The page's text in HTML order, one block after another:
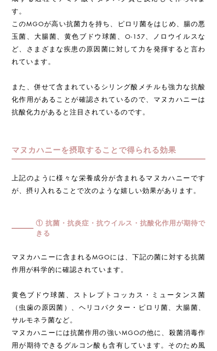
す。
このMGOが高い抗菌力を持ち、ピロリ菌をはじめ、腸の悪
玉菌、大腸菌、黄色ブドウ球菌、O-157、ノロウイルスな
ど、さまざまな疾患の原因菌に対して力を発揮すると言わ
れています。
また、併せて含まれているシリング酸メチルも強力な抗酸
化作用があることが確認されているので、マヌカハニーは
抗酸化力があると注目されているのです。
マヌカハニーを摂取することで得られる効果
上記のように様々な栄養成分が含まれるマヌカハニーです
が、摂り入れることで次のような嬉しい効果があります。
① 抗菌・抗炎症・抗ウイルス・抗酸化作用が期待で
きる
マヌカハニーに含まれるMGOには、下記の菌に対する抗菌
作用が科学的に確認されています。
黄色ブドウ球菌、ストレプトコッカス・ミュータンス菌
（虫歯の原因菌）、ヘリコパクター・ピロリ菌、大腸菌、
サルモネラ菌など。
マヌカハニーには抗菌作用の強いMGOの他に、殺菌消毒作
用が期待できるグルコン酸も含有しています。そのため風